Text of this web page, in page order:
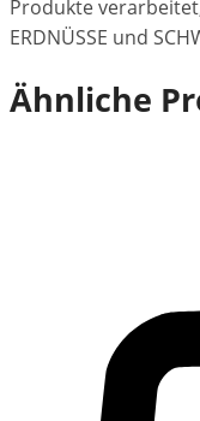
Produkte verarbeitet,
ERDNÜSSE und
Ähnliche